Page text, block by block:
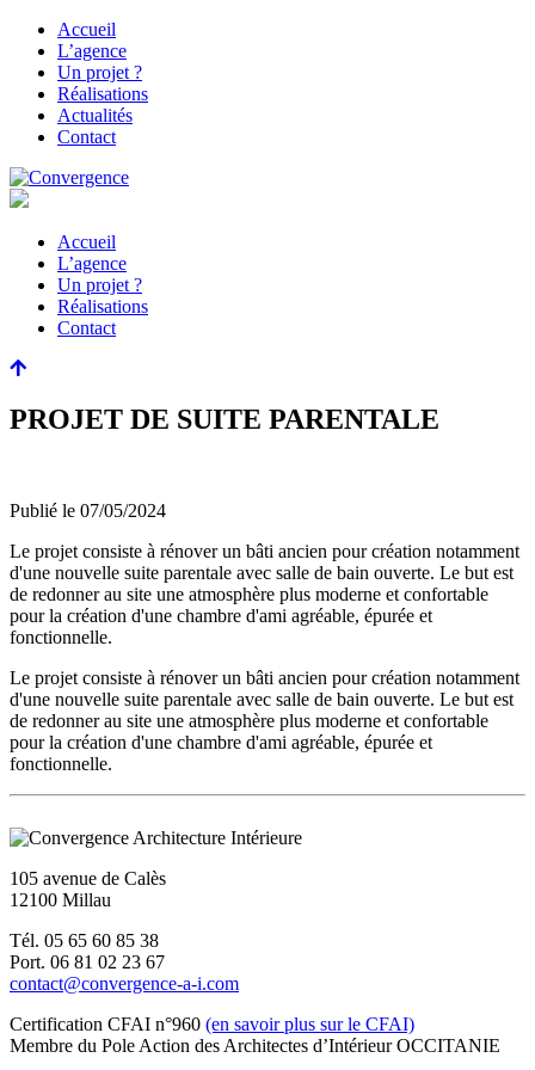
Accueil
L’agence
Un projet ?
Réalisations
Actualités
Contact
Accueil
L’agence
Un projet ?
Réalisations
Contact
PROJET DE SUITE PARENTALE
Publié le 07/05/2024
Le projet consiste à rénover un bâti ancien pour création notamment
d'une nouvelle suite parentale avec salle de bain ouverte. Le but est
de redonner au site une atmosphère plus moderne et confortable
pour la création d'une chambre d'ami agréable, épurée et
fonctionnelle.
Le projet consiste à rénover un bâti ancien pour création notamment
d'une nouvelle suite parentale avec salle de bain ouverte. Le but est
de redonner au site une atmosphère plus moderne et confortable
pour la création d'une chambre d'ami agréable, épurée et
fonctionnelle.
105 avenue de Calès
12100 Millau
Tél. 05 65 60 85 38
Port. 06 81 02 23 67
contact@convergence-a-i.com
Certification CFAI n°960 (en savoir plus sur le CFAI)
Membre du Pole Action des Architectes d’Intérieur OCCITANIE